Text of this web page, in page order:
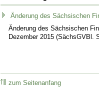
Änderung des Sächsischen
Änderung des Sächsischen
Dezember 2015 (SächsGVBl.
zum Seitenanfang